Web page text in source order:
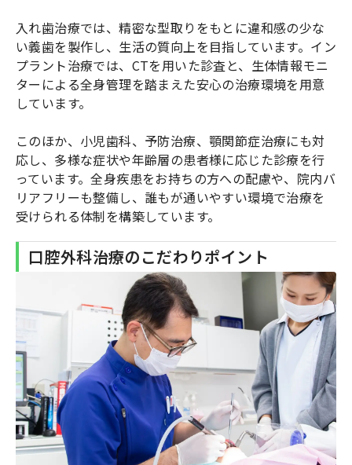
入れ歯治療では、精密な型取りをもとに違和感の少な
い義歯を製作し、生活の質向上を目指しています。イン
プラント治療では、CTを用いた診査と、生体情報モニ
ターによる全身管理を踏まえた安心の治療環境を用意
しています。
このほか、小児歯科、予防治療、顎関節症治療にも対
応し、多様な症状や年齢層の患者様に応じた診療を行
っています。全身疾患をお持ちの方への配慮や、院内バ
リアフリーも整備し、誰もが通いやすい環境で治療を
受けられる体制を構築しています。
口腔外科治療のこだわりポイント